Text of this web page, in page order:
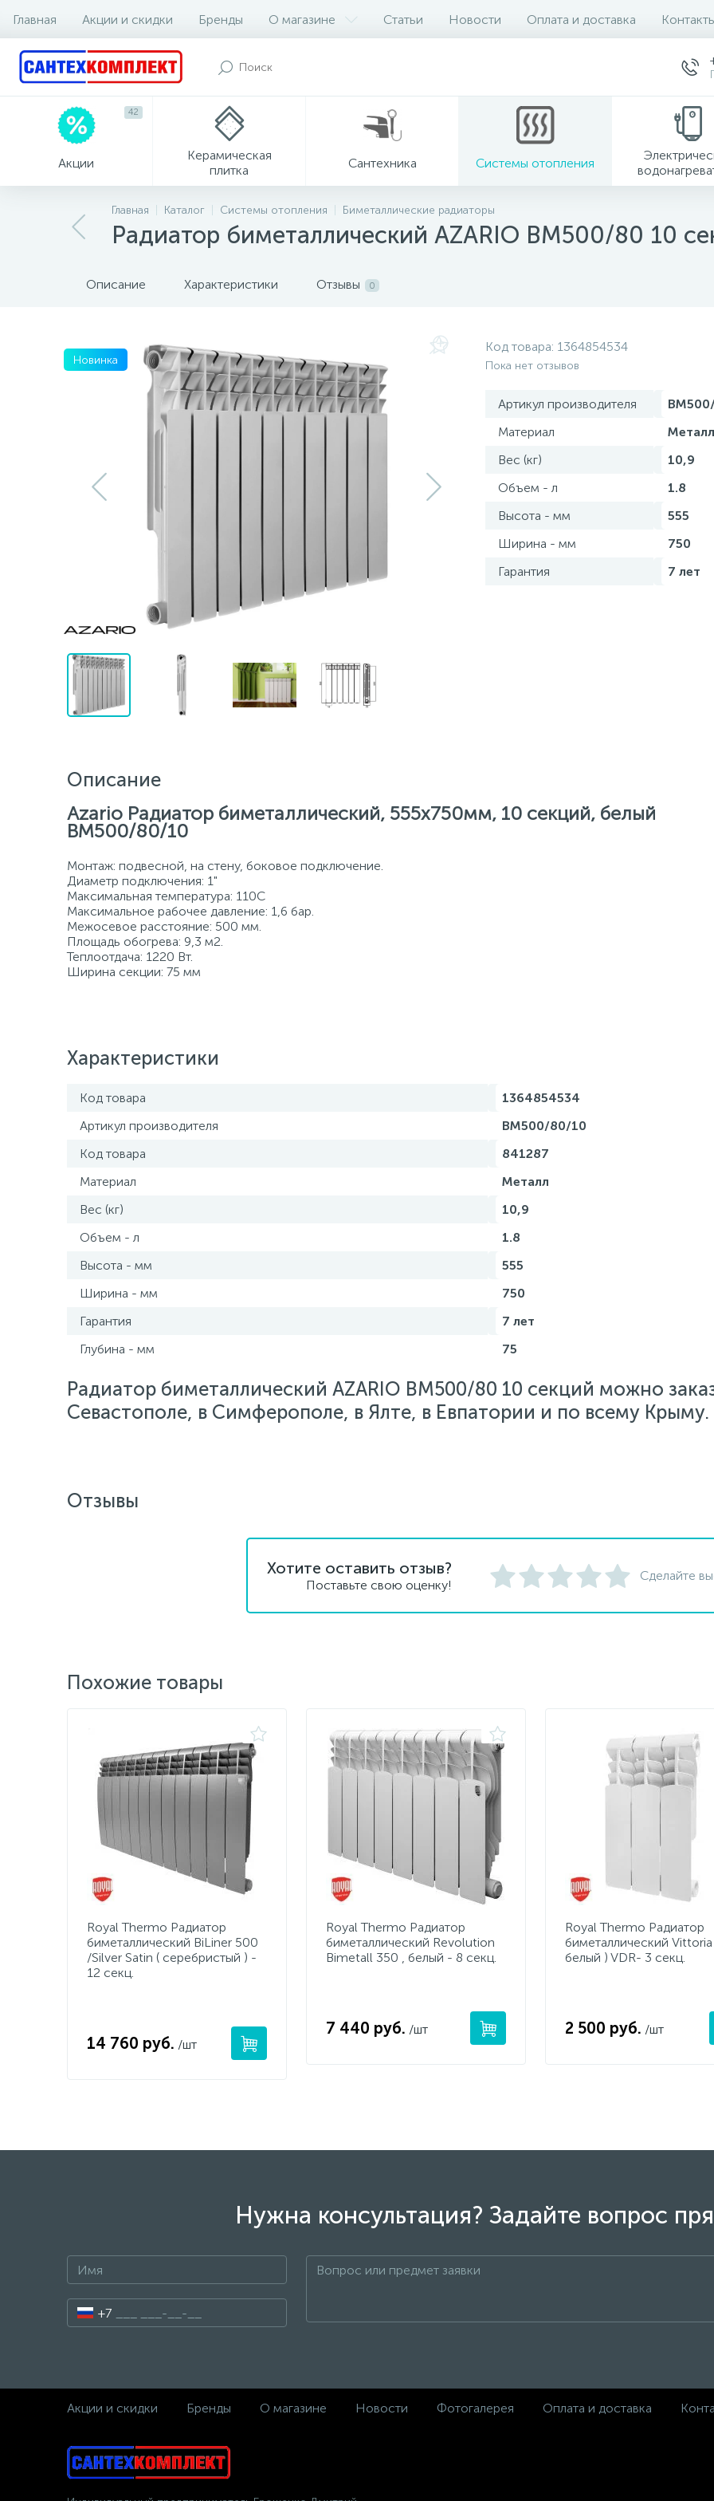
Главная Акции и скидки Бренды О магазине Статьи Новости Оплата и доставка
Акции
42
Керамическая
плитка
Сантехника Системы отопления
Главная Каталог Системы отопления Биметаллические радиаторы
Радиатор биметаллический AZARIO BM500/80 10
Описание Характеристики Отзывы 0
Новинка
Код товара: 1364854534
Пока нет отзывов
Артикул производителя
Материал
Металл
Вес (кг)
10,9
Объем - л
1.8
Высота - мм
555
Ширина - мм
750
Гарантия
7 лет
Описание
Azario Радиатор биметаллический, 555х750мм, 10 секций, белый
BM500/80/10
Монтаж: подвесной, на стену, боковое подключение.
Диаметр подключения: 1"
Максимальная температура: 110С
Максимальное рабочее давление: 1,6 бар.
Межосевое расстояние: 500 мм.
Площадь обогрева: 9,3 м2.
Теплоотдача: 1220 Вт.
Ширина секции: 75 мм
Характеристики
Код товара
1364854534
Артикул производителя
BM500/80/10
Код товара
841287
Материал
Металл
Вес (кг)
10,9
Объем - л
1.8
Высота - мм
555
Ширина - мм
750
Гарантия
7 лет
Глубина - мм
75
Радиатор биметаллический AZARIO BM500/80 10 секций можно
Севастополе, в Симферополе, в Ялте, в Евпатории и по всему Крыму.
Отзывы
Хотите оставить отзыв?
Поставьте свою оценку!
Сделайте
Похожие товары
Royal Thermo Радиатор
биметаллический BiLiner 500
/Silver Satin ( серебристый ) -
12 секц.
14 760 руб. /шт
Royal Thermo Радиатор
биметаллический Revolution
Bimetall 350 , белый - 8 секц.
7 440 руб. /шт
Royal Thermo Радиатор
биметаллический
белый ) VDR- 3 секц.
2 500 руб. /шт
Нужна консультация? Задайте вопрос
+7
Акции и скидки Бренды О магазине Новости Фотогалерея Оплата и доставка